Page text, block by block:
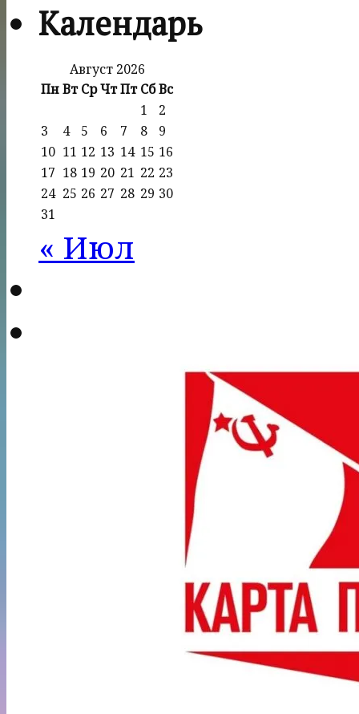
Календарь
Август 2026
ПнВт СрЧтПт СбВс
1
2
3
4 5 6 7 8
9
10 11 12 13 14 15 16
17 18 19 20 21 22 23
24 25 26 27 28 29 30
31
« Июл